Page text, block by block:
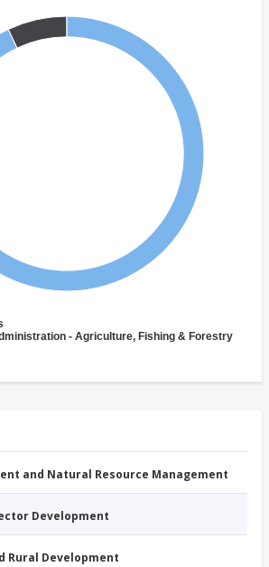
- Agriculture, Fishing & Forestry
and Natural Resource Management
Development
Rural Development